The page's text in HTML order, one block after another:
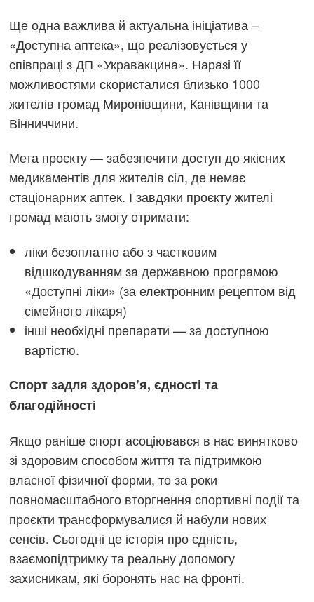
Ще одна важлива й актуальна ініціатива –
«Доступна аптека», що реалізовується у
співпраці з ДП «Укравакцина». Наразі її
можливостями скористалися близько 1000
жителів громад Миронівщини, Канівщини та
Вінниччини.
Мета проєкту — забезпечити доступ до якісних
медикаментів для жителів сіл, де немає
стаціонарних аптек. І завдяки проєкту жителі
громад мають змогу отримати:
ліки безоплатно або з частковим
відшкодуванням за державною програмою
«Доступні ліки» (за електронним рецептом від
сімейного лікаря)
інші необхідні препарати — за доступною
вартістю.
Спорт задля здоров’я, єдності та
благодійності
Якщо раніше спорт асоціювався в нас винятково
зі здоровим способом життя та підтримкою
власної фізичної форми, то за роки
повномасштабного вторгнення спортивні події та
проєкти трансформувалися й набули нових
сенсів. Сьогодні це історія про єдність,
взаємопідтримку та реальну допомогу
захисникам, які боронять нас на фронті.